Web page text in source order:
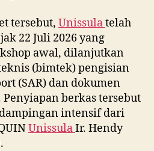
tersebut, Unissulatelah
22 Juli 2026 yang
awal, dilanjutkan
(bimtek) pengisian
(SAR) dan dokumen
berkas tersebut
intensif dari
UnissulaIr. Hendy